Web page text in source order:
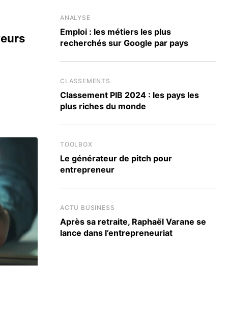
ANALYSE
Emploi : les métiers les plus
recherchés sur Google par pays
CLASSEMENTS
Classement PIB 2024 : les pays les
plus riches du monde
TOOLBOX
Le générateur de pitch pour
entrepreneur
ACTU BUSINESS
Après sa retraite, Raphaël Varane se
lance dans l’entrepreneuriat